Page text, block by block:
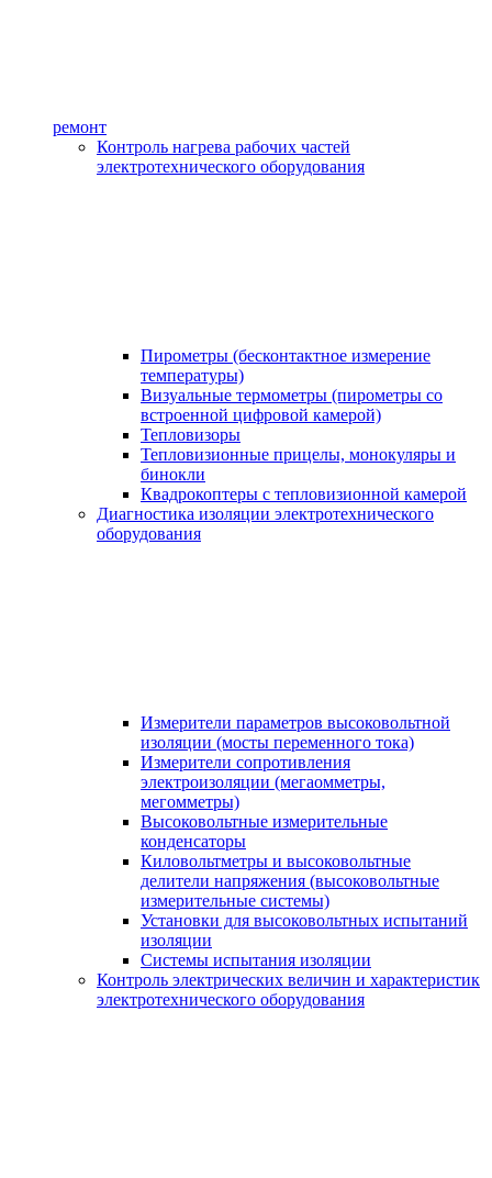
ремонт
Контроль нагрева рабочих частей
электротехнического оборудования
Пирометры (бесконтактное измерение
температуры)
Визуальные термометры (пирометры со
встроенной цифровой камерой)
Тепловизоры
Тепловизионные прицелы, монокуляры и
бинокли
Квадрокоптеры с тепловизионной камерой
Диагностика изоляции электротехнического
оборудования
Измерители параметров высоковольтной
изоляции (мосты переменного тока)
Измерители сопротивления
электроизоляции (мегаомметры,
мегомметры)
Высоковольтные измерительные
конденсаторы
Киловольтметры и высоковольтные
делители напряжения (высоковольтные
измерительные системы)
Установки для высоковольтных испытаний
изоляции
Системы испытания изоляции
Контроль электрических величин и характеристик
электротехнического оборудования